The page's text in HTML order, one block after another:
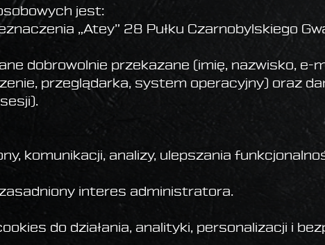
jest:
„Atey” 28 Pułku Czarnobylskiego
dobrowolnie przekazane (imię, nazwisko, e-
przeglądarka, system operacyjny) oraz
komunikacji, analizy, ulepszania
interes administratora.
do działania, analityki, personalizacji i